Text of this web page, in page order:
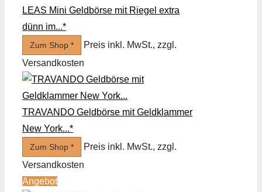
LEAS Mini Geldbörse mit Riegel extra
dünn im...*
Zum Shop *
Preis inkl. MwSt., zzgl.
Versandkosten
TRAVANDO Geldbörse mit Geldklammer
New York...*
Zum Shop *
Preis inkl. MwSt., zzgl.
Versandkosten
Angebot